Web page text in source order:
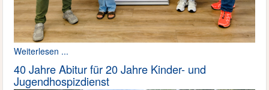
Weiterlesen ...
40 Jahre Abitur für 20 Jahre Kinder- und
Jugendhospizdienst